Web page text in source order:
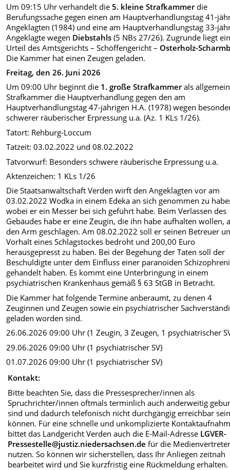
Um 09:15 Uhr verhandelt die5. kleine Strafkammerdie
Berufungssache gegen einen am Hauptverhandlungstag 41-
Angeklagten (1984) und eine am Hauptverhandlungstag 33-
Angeklagte wegen Diebstahls (5 NBs 27/26). Zugrunde liegt
Urteil des Amtsgerichts – Schöffengericht –Osterholz-
Die Kammer hat einen Zeugen geladen.
Freitag, den 26. Juni 2026
Um 09:00 Uhr beginnt die 1. große Strafkammerals
Strafkammer die Hauptverhandlung gegen den am
Hauptverhandlungstag 47-jährigen H.A. (1978) wegen
schwerer räuberischer Erpressung u.a. (Az. 1 KLs 1/26).
Tatort: Rehburg-Loccum
Tatzeit: 03.02.2022 und 08.02.2022
Tatvorwurf: Besonders schwere räuberische Erpressung u.a.
Aktenzeichen: 1 KLs 1/26
Die Staatsanwaltschaft Verden wirft den Angeklagten vor am
03.02.2022 Wodka in einem Edeka an sich genommen zu
wobei er ein Messer bei sich geführt habe. Beim Verlassen des
Gebäudes habe er eine Zeugin, die ihn habe aufhalten wollen,
den Arm geschlagen. Am 08.02.2022 soll er seinen Betreuer
Vorhalt eines Schlagstockes bedroht und 200,00 Euro
herausgepresst zu haben. Bei der Begehung der Taten soll der
Beschuldigte unter dem Einfluss einer paranoiden
gehandelt haben. Es kommt eine Unterbringung in einem
psychiatrischen Krankenhaus gemäß § 63 StGB in Betracht.
Die Kammer hat folgende Termine anberaumt, zu denen 4
Zeuginnen und Zeugen sowie ein psychiatrischer
geladen worden sind.
26.06.2026 09:00 Uhr (1 Zeugin, 3 Zeugen, 1 psychiatrischer
29.06.2026 09:00 Uhr (1 psychiatrischer SV)
01.07.2026 09:00 Uhr (1 psychiatrischer SV)
Kontakt:
Bitte beachten Sie, dass die Pressesprecher/innen als
Spruchrichter/innen oftmals terminlich auch anderweitig
sind und dadurch telefonisch nicht durchgängig erreichbar
können. Für eine schnelle und unkomplizierte
bittet das Landgericht Verden auch die E-Mail-Adresse LGVER-
Pressestelle@justiz.niedersachsen.de für die
nutzen. So können wir sicherstellen, dass Ihr Anliegen zeitnah
bearbeitet wird und Sie kurzfristig eine Rückmeldung erhalten.